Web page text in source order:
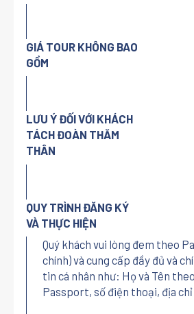
GIÁ TOUR KHÔNG BAO
GỒM
LƯU Ý ĐỐI VỚI KHÁCH
TÁCH ĐOÀN THĂM
THÂN
QUY TRÌNH ĐĂNG KÝ
VÀ THỰC HIỆN
Quý khách vui lòng đem theo
chính) và cung cấp đầy đủ và
tin cá nhân như: Họ và Tên
Passport, số điện thoại, địa